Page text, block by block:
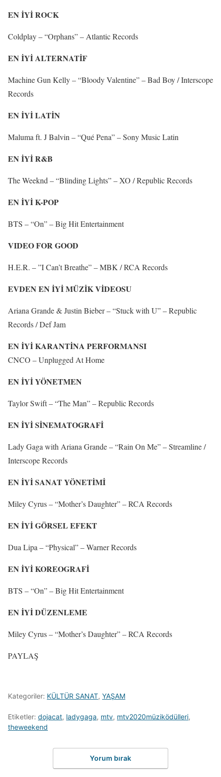
EN İYİ ROCK
Coldplay – “Orphans” – Atlantic Records
EN İYİ ALTERNATİF
Machine Gun Kelly – “Bloody Valentine” – Bad Boy / Interscope
Records
EN İYİ LATİN
Maluma ft. J Balvin – “Qué Pena” – Sony Music Latin
EN İYİ R&B
The Weeknd – “Blinding Lights” – XO / Republic Records
EN İYİ K-POP
BTS – “On” – Big Hit Entertainment
VIDEO FOR GOOD
H.E.R. – ”I Can’t Breathe” – MBK / RCA Records
EVDEN EN İYİ MÜZİK VİDEOSU
Ariana Grande & Justin Bieber – “Stuck with U” – Republic
Records / Def Jam
EN İYİ KARANTİNA PERFORMANSI
CNCO – Unplugged At Home
EN İYİ YÖNETMEN
Taylor Swift – “The Man” – Republic Records
EN İYİ SİNEMATOGRAFİ
Lady Gaga with Ariana Grande – “Rain On Me” – Streamline /
Interscope Records
EN İYİ SANAT YÖNETİMİ
Miley Cyrus – “Mother’s Daughter” – RCA Records
EN İYİ GÖRSEL EFEKT
Dua Lipa – “Physical” – Warner Records
EN İYİ KOREOGRAFİ
BTS – “On” – Big Hit Entertainment
EN İYİ DÜZENLEME
Miley Cyrus – “Mother’s Daughter” – RCA Records
PAYLAŞ
Kategoriler: KÜLTÜR SANAT, YAŞAM
Etiketler: dojacat, ladygaga, mtv, mtv2020müziködülleri,
theweekend
Yorum bırak